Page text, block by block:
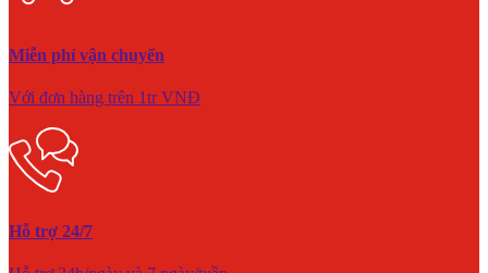
Miễn phí vận chuyển
Với đơn hàng trên 1tr VNĐ
Hỗ trợ 24/7